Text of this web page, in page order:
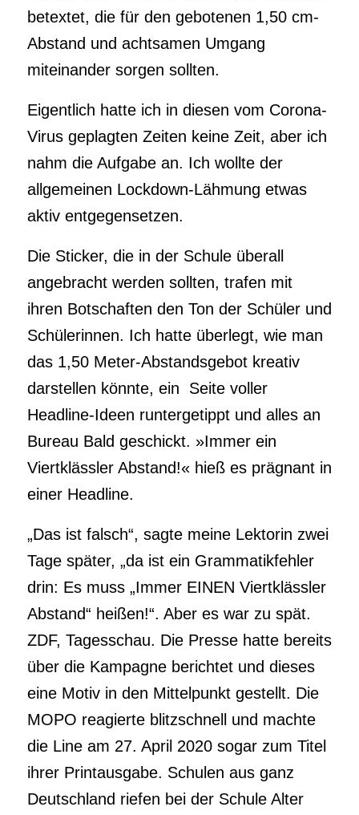
betextet, die für den gebotenen 1,50 cm-
Abstand und achtsamen Umgang
miteinander sorgen sollten.
Eigentlich hatte ich in diesen vom Corona-
Virus geplagten Zeiten keine Zeit, aber ich
nahm die Aufgabe an. Ich wollte der
allgemeinen Lockdown-Lähmung etwas
aktiv entgegensetzen.
Die Sticker, die in der Schule überall
angebracht werden sollten, trafen mit
ihren Botschaften den Ton der Schüler und
Schülerinnen. Ich hatte überlegt, wie man
das 1,50 Meter-Abstandsgebot kreativ
darstellen könnte, ein Seite voller
Headline-Ideen runtergetippt und alles an
Bureau Bald geschickt. »Immer ein
Viertklässler Abstand!« hieß es prägnant in
einer Headline.
„Das ist falsch“, sagte meine Lektorin zwei
Tage später, „da ist ein Grammatikfehler
drin: Es muss „Immer EINEN Viertklässler
Abstand“ heißen!“. Aber es war zu spät.
ZDF, Tagesschau. Die Presse hatte bereits
über die Kampagne berichtet und dieses
eine Motiv in den Mittelpunkt gestellt. Die
MOPO reagierte blitzschnell und machte
die Line am 27. April 2020 sogar zum Titel
ihrer Printausgabe. Schulen aus ganz
Deutschland riefen bei der Schule Alter